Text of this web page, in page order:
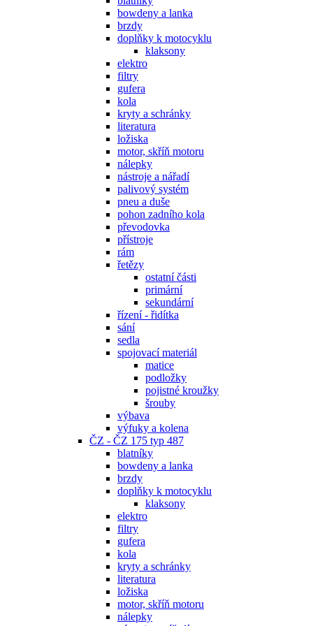
bowdeny a lanka
brzdy
doplňky k motocyklu
klaksony
elektro
filtry
gufera
kola
kryty a schránky
literatura
ložiska
motor, skříň motoru
nálepky
nástroje a nářadí
palivový systém
pneu a duše
pohon zadního kola
převodovka
přístroje
rám
řetězy
ostatní části
primární
sekundární
řízení - řidítka
sání
sedla
spojovací materiál
matice
podložky
pojistné kroužky
šrouby
výbava
výfuky a kolena
ČZ - ČZ 175 typ 487
blatníky
bowdeny a lanka
brzdy
doplňky k motocyklu
klaksony
elektro
filtry
gufera
kola
kryty a schránky
literatura
ložiska
motor, skříň motoru
nálepky